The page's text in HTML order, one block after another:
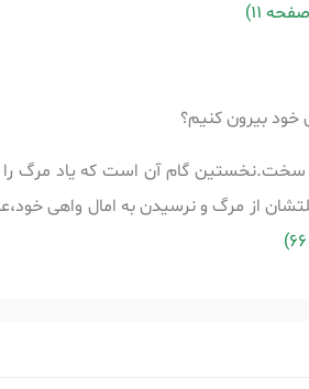
11)
خود بیرون کنیم؟
گام آن است که یاد مرگ را
از مرگ و نرسیدن به امال واهی